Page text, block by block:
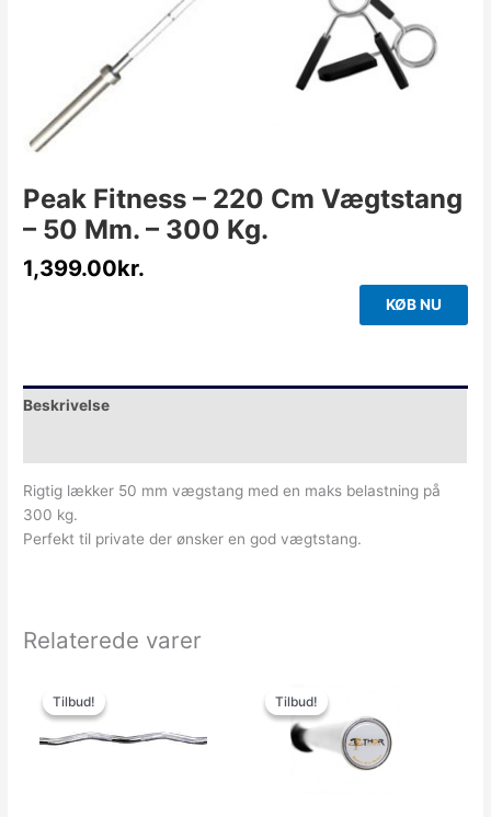
Peak Fitness – 220 Cm Vægtstang
– 50 Mm. – 300 Kg.
1,399.00kr.
KØB NU
Beskrivelse
Rigtig lækker 50 mm vægstang med en maks belastning på
300 kg.
Perfekt til private der ønsker en god vægtstang.
Relaterede varer
Tilbud!
Tilbud!
var:
er:
Tilbud!
Tilbud!
pris
var:
6,000.00kr..
pris
er:
4,999.00kr..